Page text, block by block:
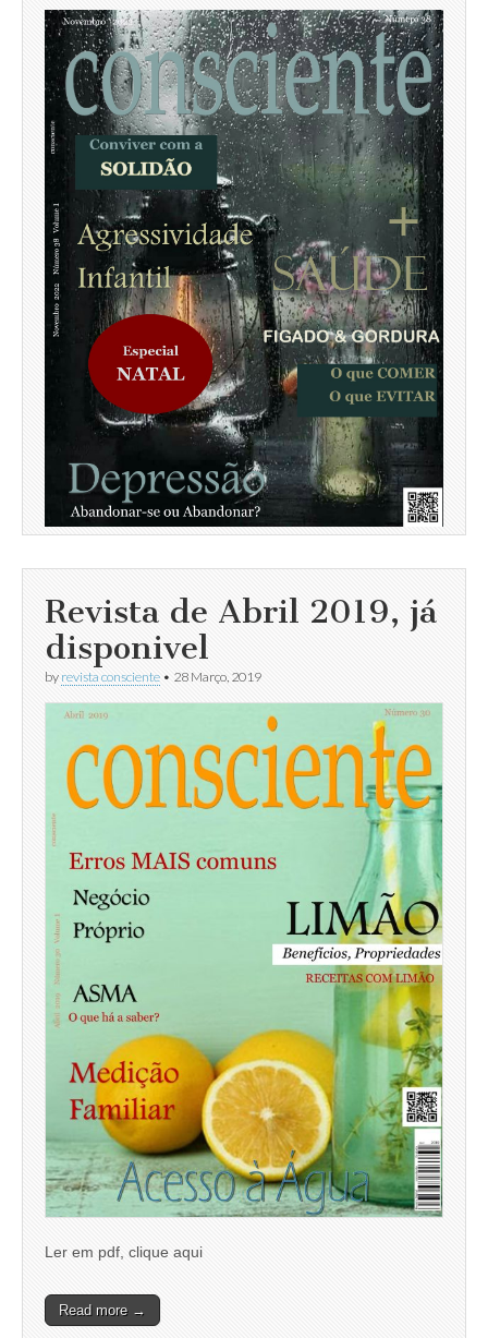
Revista de Abril 2019, já
disponivel
by revista consciente • 28 Março, 2019
Ler em pdf, clique aqui
Read more →